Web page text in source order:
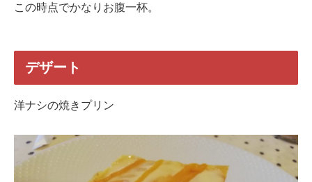
この時点でかなりお腹一杯。
デザート
洋ナシの焼きプリン